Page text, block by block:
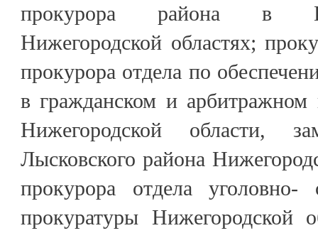
прокурора района в
Нижегородской областях;
прокурора отдела по
в гражданском и арбитражном
Нижегородской области,
Лысковского района
прокурора отдела уголовно-
прокуратуры Нижегородской